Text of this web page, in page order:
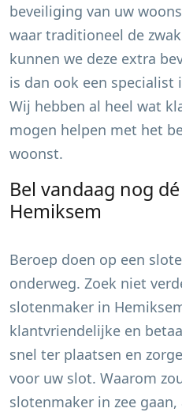
beveiliging van uw
waar traditioneel de
kunnen we deze extra
is dan ook een
Wij hebben al heel wat
mogen helpen met het
woonst.
Bel vandaag nog
Hemiksem
Beroep doen op een
onderweg. Zoek niet
slotenmaker in
klantvriendelijke en
snel ter plaatsen en
voor uw slot. Waarom
slotenmaker in zee